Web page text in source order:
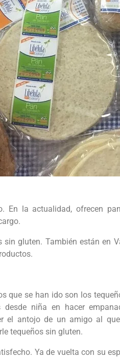
En la actualidad, ofrecen
gluten. También están en
que se han ido son los
niña en hacer
el antojo de un amigo al
tequeños sin gluten.
Ya de vuelta con su